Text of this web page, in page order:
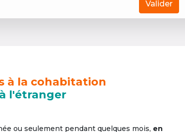
Valider
à la cohabitation
l'étranger
ou seulement pendant quelques mois, en